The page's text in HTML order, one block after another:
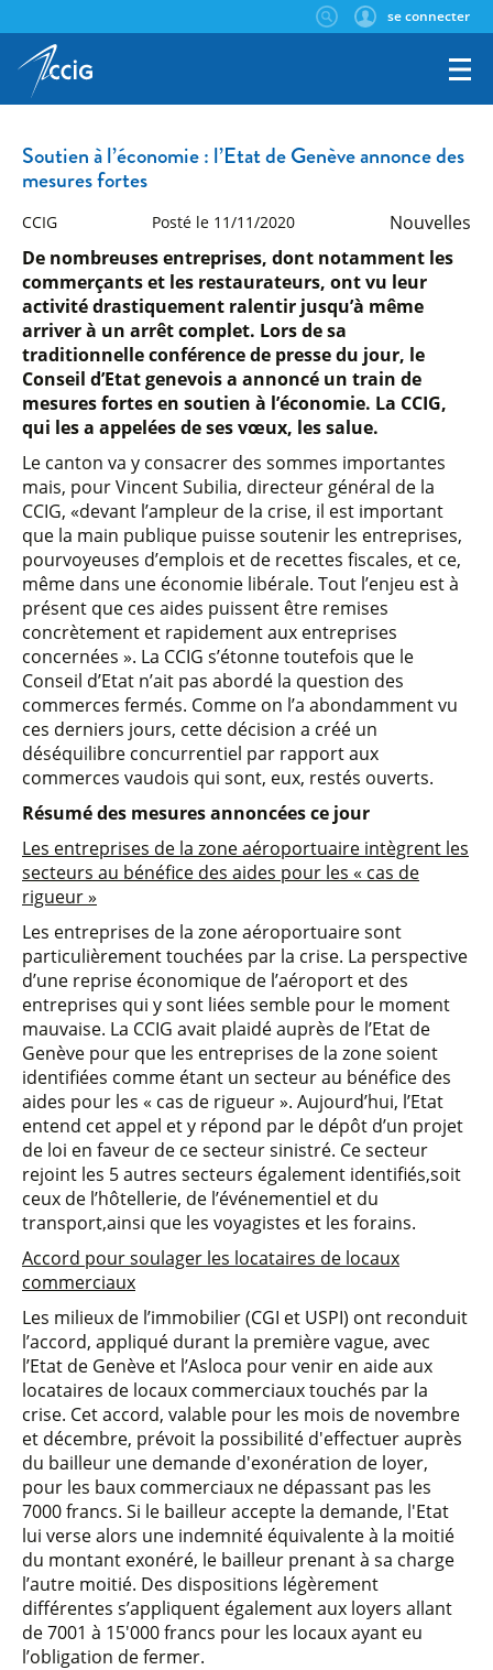
se connecter
Soutien à l’économie : l’Etat de Genève annonce des
mesures fortes
CCIG Posté le 11/11/2020
Nouvelles
De nombreuses entreprises, dont notamment les
commerçants et les restaurateurs, ont vu leur
activité drastiquement ralentir jusqu’à même
arriver à un arrêt complet. Lors de sa
traditionnelle conférence de presse du jour, le
Conseil d’Etat genevois a annoncé un train de
mesures fortes en soutien à l’économie. La CCIG,
qui les a appelées de ses vœux, les salue.
Le canton va y consacrer des sommes importantes
mais, pour Vincent Subilia, directeur général de la
CCIG, «devant l’ampleur de la crise, il est important
que la main publique puisse soutenir les entreprises,
pourvoyeuses d’emplois et de recettes fiscales, et ce,
même dans une économie libérale. Tout l’enjeu est à
présent que ces aides puissent être remises
concrètement et rapidement aux entreprises
concernées ». La CCIG s’étonne toutefois que le
Conseil d’Etat n’ait pas abordé la question des
commerces fermés. Comme on l’a abondamment vu
ces derniers jours, cette décision a créé un
déséquilibre concurrentiel par rapport aux
commerces vaudois qui sont, eux, restés ouverts.
Résumé des mesures annoncées ce jour
Les entreprises de la zone aéroportuaire intègrent les
secteurs au bénéfice des aides pour les « cas de
rigueur »
Les entreprises de la zone aéroportuaire sont
particulièrement touchées par la crise. La perspective
d’une reprise économique de l’aéroport et des
entreprises qui y sont liées semble pour le moment
mauvaise. La CCIG avait plaidé auprès de l’Etat de
Genève pour que les entreprises de la zone soient
identifiées comme étant un secteur au bénéfice des
aides pour les « cas de rigueur ». Aujourd’hui, l’Etat
entend cet appel et y répond par le dépôt d’un projet
de loi en faveur de ce secteur sinistré. Ce secteur
rejoint les 5 autres secteurs également identifiés,soit
ceux de l’hôtellerie, de l’événementiel et du
transport,ainsi que les voyagistes et les forains.
Accord pour soulager les locataires de locaux
commerciaux
Les milieux de l’immobilier (CGI et USPI) ont reconduit
l’accord, appliqué durant la première vague, avec
l’Etat de Genève et l’Asloca pour venir en aide aux
locataires de locaux commerciaux touchés par la
crise. Cet accord, valable pour les mois de novembre
et décembre, prévoit la possibilité d'effectuer auprès
du bailleur une demande d'exonération de loyer,
pour les baux commerciaux ne dépassant pas les
7000 francs. Si le bailleur accepte la demande, l'Etat
lui verse alors une indemnité équivalente à la moitié
du montant exonéré, le bailleur prenant à sa charge
l’autre moitié. Des dispositions légèrement
différentes s’appliquent également aux loyers allant
de 7001 à 15'000 francs pour les locaux ayant eu
l’obligation de fermer.